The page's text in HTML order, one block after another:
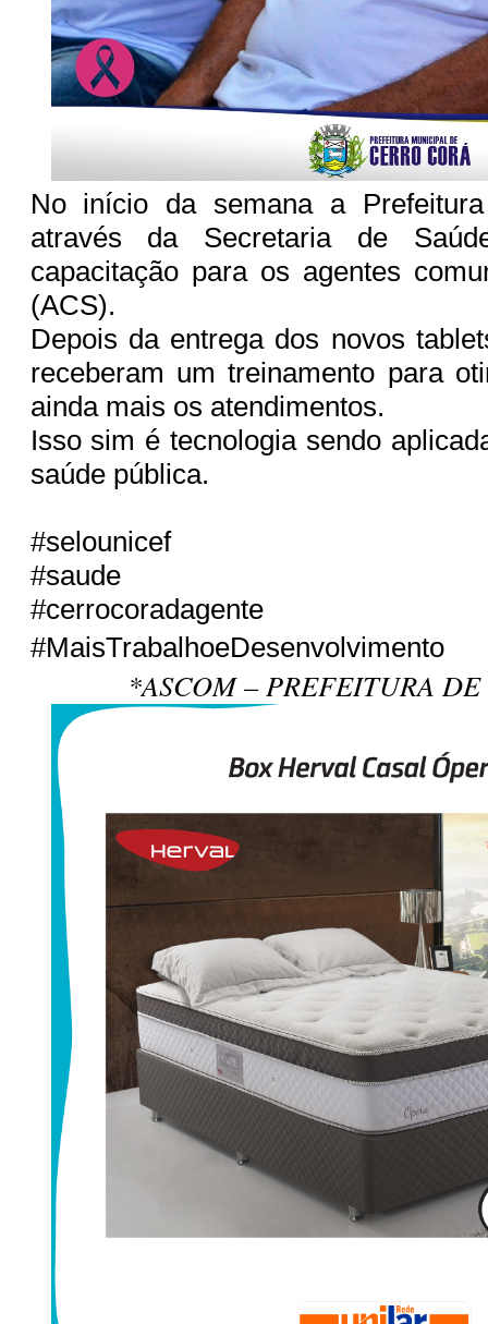
No início da semana a
através da Secretaria de
capacitação para os agentes
(ACS).
Depois da entrega dos novos
receberam um treinamento para
ainda mais os atendimentos.
Isso sim é tecnologia sendo
saúde pública.
#selounicef
#saude
#cerrocoradagente
#MaisTrabalhoeDesenvolvimento
*ASCOM – PREFEITURA DE